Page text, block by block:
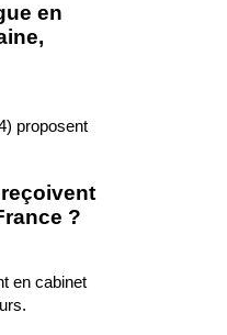
en
proposent
?
en cabinet